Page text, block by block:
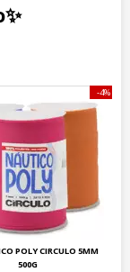
POLY CIRCULO 5MM
500G
4%